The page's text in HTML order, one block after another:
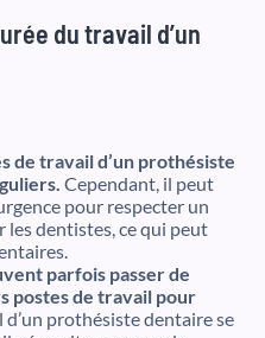
du travail d’un
de travail d’un prothésiste
Cependant, il peut
pour respecter un
les dentistes, ce qui peut
parfois passer de
postes de travail pour
d’un prothésiste dentaire se